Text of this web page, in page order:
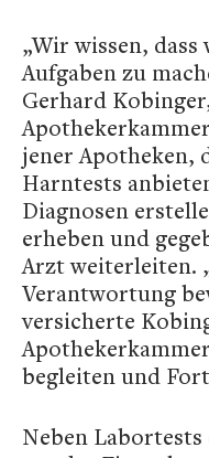
„Wir wissen,
Aufgaben zu
Gerhard
jener Apotheken,
Harntests
Diagnosen
erheben und
Arzt weiterleiten.
Verantwortung
versicherte
begleiten und
Neben